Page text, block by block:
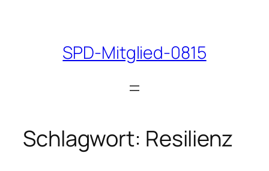
SPD-Mitglied-0815
Schlagwort: Resilienz